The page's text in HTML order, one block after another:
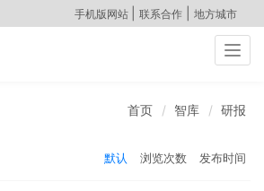
手机版网站 联系合作 地方城市
首页 智库 研报
默认 浏览次数 发布时间